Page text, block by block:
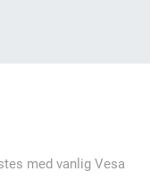
med vanlig Vesa